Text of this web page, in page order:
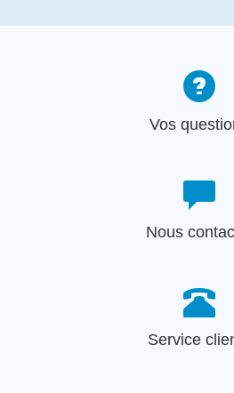
Vos
Nous
Service